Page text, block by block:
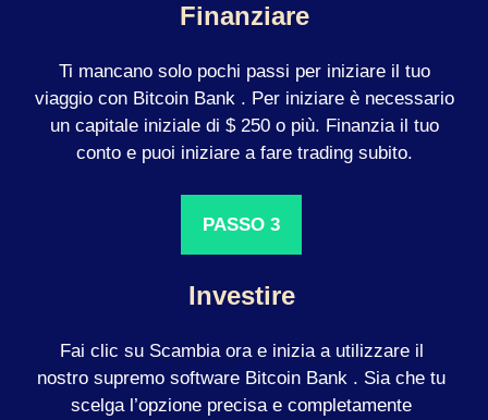
Finanziare
Ti mancano solo pochi passi per iniziare il tuo
viaggio con Bitcoin Bank . Per iniziare è necessario
un capitale iniziale di $ 250 o più. Finanzia il tuo
conto e puoi iniziare a fare trading subito.
PASSO 3
Investire
Fai clic su Scambia ora e inizia a utilizzare il
nostro supremo software Bitcoin Bank . Sia che tu
scelga l’opzione precisa e completamente